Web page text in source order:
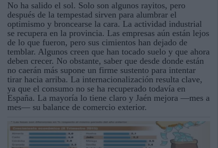
No ha salido el sol. Solo son algunos rayitos, pero
después de la tempestad sirven para alumbrar el
optimismo y broncearse la cara. La actividad industrial
se recupera en la provincia. Las empresas aún están lejos
de lo que fueron, pero sus cimientos han dejado de
temblar. Algunos creen que han tocado suelo y que ahora
deben crecer. No obstante, saber que desde donde están
no caerán más supone un firme sustento para intentar
tirar hacia arriba. La internacionalización resulta clave,
ya que el consumo no se ha recuperado todavía en
España. La mayoría lo tiene claro y Jaén mejora —mes a
mes— su balance de comercio exterior.